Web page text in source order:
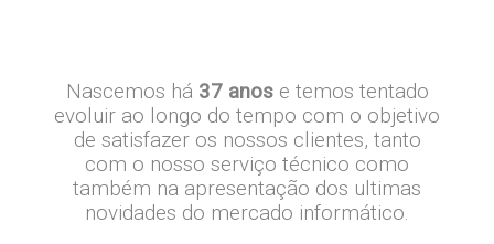
Nascemos há 37 anose temos tentado
evoluir ao longo do tempo com o objetivo
de satisfazer os nossos clientes, tanto
com o nosso serviço técnico como
também na apresentação dos ultimas
novidades do mercado informático.